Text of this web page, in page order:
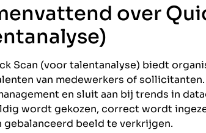
over
Scan (voor talentanalyse) biedt
van medewerkers of
en sluit aan bij trends in
wordt gekozen, correct wordt
gebalanceerd beeld te verkrijgen.